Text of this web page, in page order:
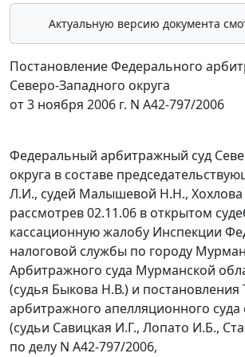
Актуальную версию документа
Постановление Федерального
Северо-Западного округа
от 3 ноября 2006 г. N А42-797/2006
Федеральный арбитражный суд
округа в составе
Л.И., судей Малышевой Н.Н., Хохлова
рассмотрев 02.11.06 в открытом
кассационную жалобу Инспекции
налоговой службы по городу
Арбитражного суда Мурманской
(судья Быкова Н.В.) и постановления
арбитражного апелляционного суда
(судьи Савицкая И.Г., Лопато И.Б.,
по делу N А42-797/2006,